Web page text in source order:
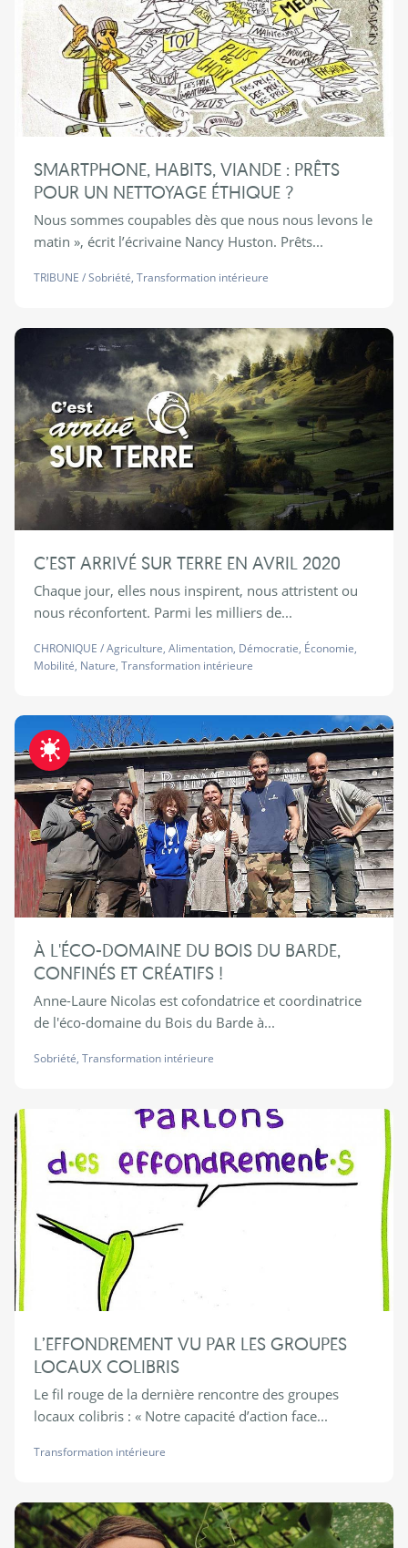
SMARTPHONE, HABITS, VIANDE : PRÊTS
POUR UN NETTOYAGE ÉTHIQUE ?
Nous sommes coupables dès que nous nous levons le
matin », écrit l’écrivaine Nancy Huston. Prêts...
TRIBUNE /Sobriété, Transformation intérieure
C’EST ARRIVÉ SUR TERRE EN AVRIL 2020
Chaque jour, elles nous inspirent, nous attristent ou
nous réconfortent. Parmi les milliers de...
CHRONIQUE /Agriculture, Alimentation, Démocratie, Économie,
Mobilité, Nature, Transformation intérieure
Fraternite-COVID19
À L'ÉCO-DOMAINE DU BOIS DU BARDE,
CONFINÉS ET CRÉATIFS !
Anne-Laure Nicolas est cofondatrice et coordinatrice
de l'éco-domaine du Bois du Barde à...
Sobriété, Transformation intérieure
L’EFFONDREMENT VU PAR LES GROUPES
LOCAUX COLIBRIS
Le fil rouge de la dernière rencontre des groupes
locaux colibris : « Notre capacité d’action face...
Transformation intérieure